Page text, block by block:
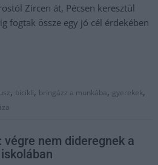
Zircen át, Pécsen keresztül
fogtak össze egy jó cél érdekében
, bicikli, bringázz a munkába, gyerekek,
nem dideregnek a